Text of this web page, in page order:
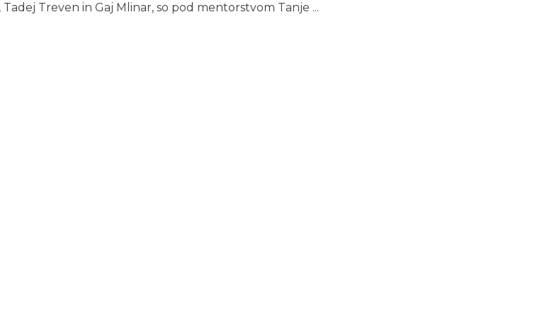
Treven in Gaj Mlinar, so pod mentorstvom Tanje ...